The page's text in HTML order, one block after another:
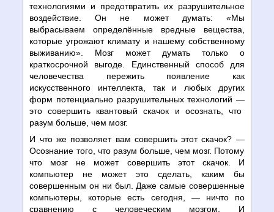
технологиями и предотвратить их разрушительное
воздействие. Он не может думать: «Мы
выбрасываем определённые вредные вещества,
которые угрожают климату и нашему собственному
выживанию». Мозг может думать только о
краткосрочной выгоде. Единственный способ для
человечества пережить появление как
искусственного интеллекта, так и любых других
форм потенциально разрушительных технологий —
это совершить квантовый скачок и осознать, что
разум больше, чем мозг.
И что же позволяет вам совершить этот скачок? —
Осознание того, что разум больше, чем мозг. Потому
что мозг не может совершить этот скачок. И
компьютер не может это сделать, каким бы
совершенным он ни был. Даже самые совершенные
компьютеры, которые есть сегодня, —ничто по
сравнению с человеческим мозгом. И